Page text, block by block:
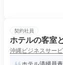
契約社員
ホテルの客室
沖縄ビジネスサー